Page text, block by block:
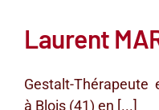
Laurent
Gestalt-Thérapeute
à Blois (41) en [...]